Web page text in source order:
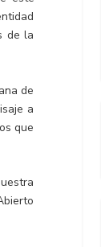
de la
de
a
que